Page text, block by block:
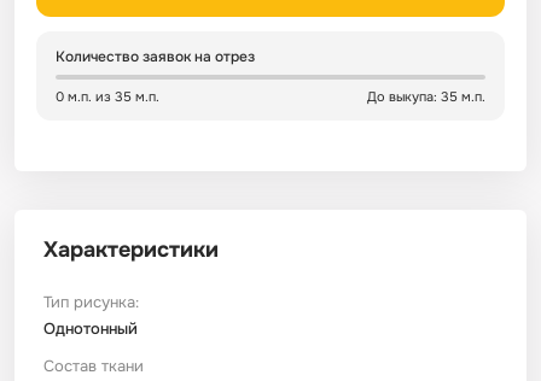
Количество заявок на отрез
0 м.п. из 35 м.п. До выкупа: 35 м.п.
Характеристики
Тип рисунка:
Однотонный
Состав ткани
Сатин
Сатин Страйп
Сатин Твил
ТиСи Твил
Трикотаж
Зеленый
Детский
Город / архитектура
Морская тема